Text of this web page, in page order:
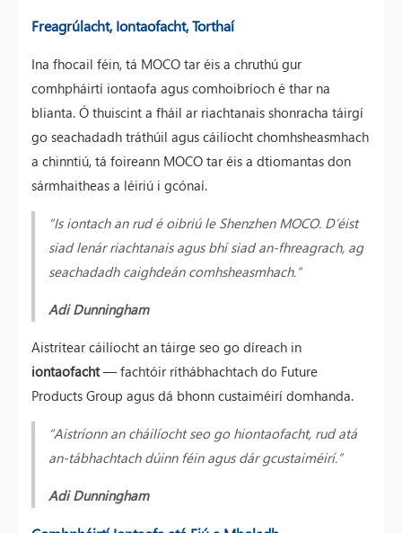
Freagrúlacht, Iontaofacht, Torthaí
Ina fhocail féin, tá MOCO tar éis a chruthú gur
comhpháirtí iontaofa agus comhoibríoch é thar na
blianta. Ó thuiscint a fháil ar riachtanais shonracha táirgí
go seachadadh tráthúil agus cáilíocht chomhsheasmhach
a chinntiú, tá foireann MOCO tar éis a dtiomantas don
sármhaitheas a léiriú i gcónaí.
“Is iontach an rud é oibriú le Shenzhen MOCO. D’éist
siad lenár riachtanais agus bhí siad an-fhreagrach, ag
seachadadh caighdeán comhsheasmhach.”
Adi Dunningham
Aistrítear cáilíocht an táirge seo go díreach in
iontaofacht— fachtóir ríthábhachtach do Future
Products Group agus dá bhonn custaiméirí domhanda.
“Aistríonn an cháilíocht seo go hiontaofacht, rud atá
an-tábhachtach dúinn féin agus dár gcustaiméirí.”
Adi Dunningham